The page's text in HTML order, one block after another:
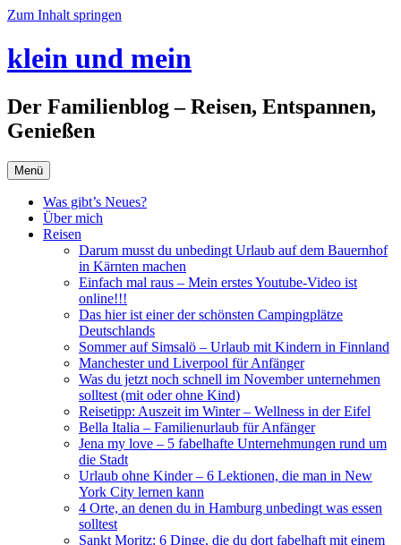
Zum Inhalt springen
klein und mein
Der Familienblog – Reisen, Entspannen,
Genießen
Menü
Was gibt’s Neues?
Über mich
Reisen
Darum musst du unbedingt Urlaub auf dem Bauernhof
in Kärnten machen
Einfach mal raus – Mein erstes Youtube-Video ist
online!!!
Das hier ist einer der schönsten Campingplätze
Deutschlands
Sommer auf Simsalö – Urlaub mit Kindern in Finnland
Manchester und Liverpool für Anfänger
Was du jetzt noch schnell im November unternehmen
solltest (mit oder ohne Kind)
Reisetipp: Auszeit im Winter – Wellness in der Eifel
Bella Italia – Familienurlaub für Anfänger
Jena my love – 5 fabelhafte Unternehmungen rund um
die Stadt
Urlaub ohne Kinder – 6 Lektionen, die man in New
York City lernen kann
4 Orte, an denen du in Hamburg unbedingt was essen
solltest
Sankt Moritz: 6 Dinge, die du dort fabelhaft mit einem